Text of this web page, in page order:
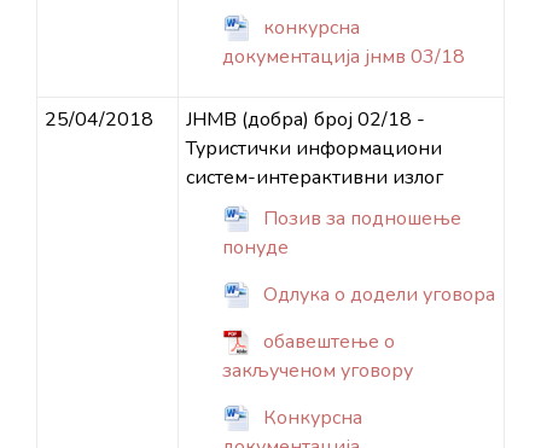
конкурсна
документација јнмв 03/18
25/04/2018
ЈНМВ (добра) број 02/18 -
Туристички информациони
систем-интерактивни излог
Позив за подношење
понуде
Одлука о додели уговора
обавештење о
закљученом уговору
Конкурсна